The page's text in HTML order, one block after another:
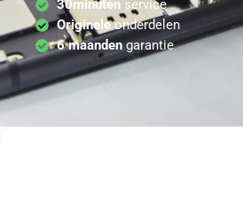
30minutenservice
Origineleonderdelen
6 maandengarantie